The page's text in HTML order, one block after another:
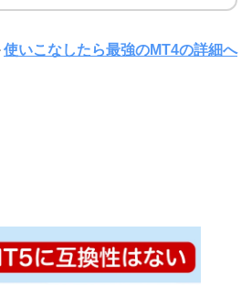
使いこなしたら最強のMT4の詳細へ